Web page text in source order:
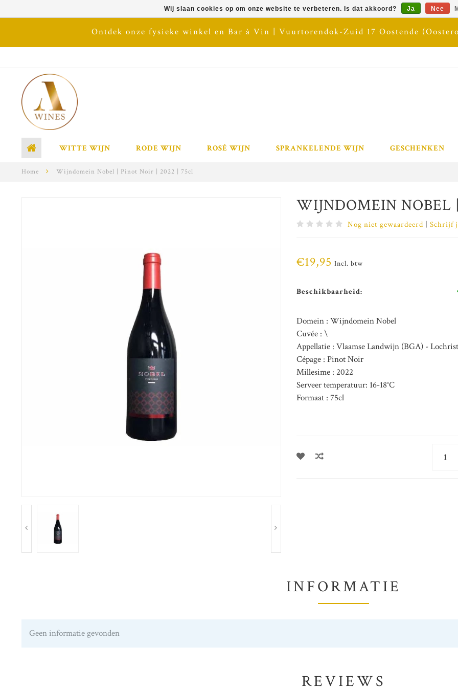
Ontdek onze fysieke winkel en Bar à Vin | Vuurtorendok-Zuid 17 Oostende
WITTE WIJN RODE WIJN ROSÉ WIJN SPRANKELENDE WIJN GESCHENKEN
Home Wijndomein Nobel | Pinot Noir | 2022 | 75cl
WIJNDOMEIN NOBEL
Nog niet gewaardeerd | Schrijf
€19,95 Incl. btw
Beschikbaarheid:
Domein : Wijndomein Nobel
Cuvée : \
Appellatie : Vlaamse Landwijn (BGA) -
Cépage : Pinot Noir
Millesime : 2022
Serveer temperatuur: 16-18°C
Formaat : 75cl
INFORMATIE
Geen informatie gevonden
REVIEWS
Wij slaan cookies op om onze website te verbeteren. Is dat akkoord? Ja Nee